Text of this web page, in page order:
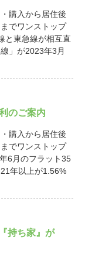
購入から居住後
でワンストップ
と東急線が相互直
」が2023年3月
のご案内
購入から居住後
でワンストップ
6月のフラット35
年以上が1.56%
持ち家』が